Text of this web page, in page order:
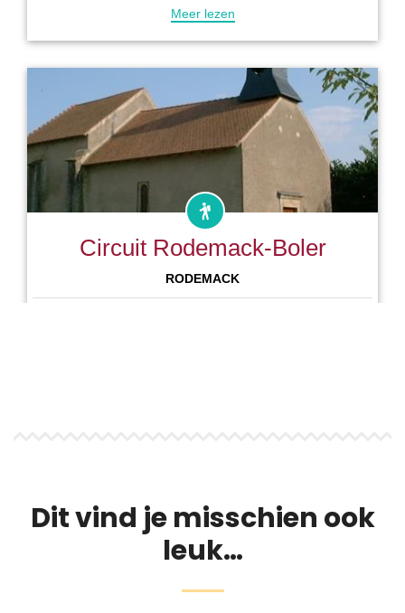
Dit vind je misschien ook
leuk…